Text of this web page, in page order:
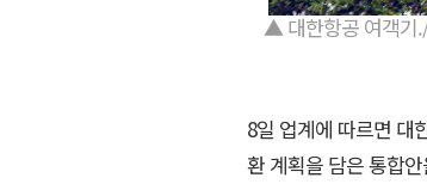
▲ 대한항공 여객기
8일 업계에 따르면 대
환 계획을 담은 통합